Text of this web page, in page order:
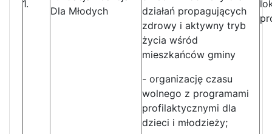
1.
Dla Młodych
działań propagujących
zdrowy i aktywny tryb
życia wśród
mieszkańców gminy
- organizację czasu
wolnego z programami
profilaktycznymi dla
dzieci i młodzieży;